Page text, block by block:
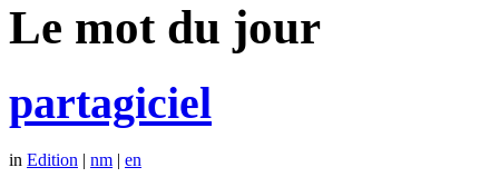
Le mot du jour
partagiciel
in Edition | nm | en